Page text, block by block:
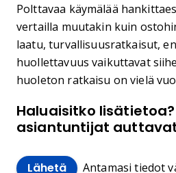
Polttavaa käymälää
vertailla muutakin kuin
laatu, turvallisuusratkaisut,
huollettavuus vaikuttavat
huoleton ratkaisu on vielä
Haluaisitko lisätietoa?
asiantuntijat
Lähetä
Antamasi tiedot